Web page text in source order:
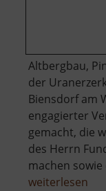
Altbergbau,
der
Biensdorf am
engagierter
gemacht, die
des Herrn
machen sowie
weiterlesen